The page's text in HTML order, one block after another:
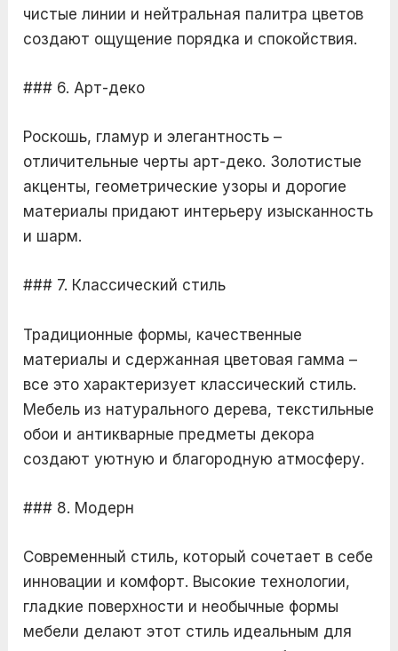
чистые линии и нейтральная палитра цветов
создают ощущение порядка и спокойствия.
### 6. Арт-деко
Роскошь, гламур и элегантность –
отличительные черты арт-деко. Золотистые
акценты, геометрические узоры и дорогие
материалы придают интерьеру изысканность
и шарм.
### 7. Классический стиль
Традиционные формы, качественные
материалы и сдержанная цветовая гамма –
все это характеризует классический стиль.
Мебель из натурального дерева, текстильные
обои и антикварные предметы декора
создают уютную и благородную атмосферу.
### 8. Модерн
Современный стиль, который сочетает в себе
инновации и комфорт. Высокие технологии,
гладкие поверхности и необычные формы
мебели делают этот стиль идеальным для